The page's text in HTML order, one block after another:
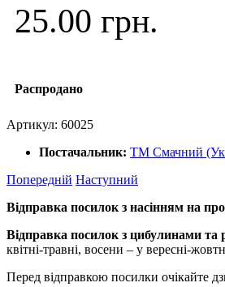
25.00 грн.
Распродано
Артикул: 60025
Постачальник: ТМ Смачний
Попередній Наступний
Відправка посилок з насінням на
Відправка посилок з цибулинами та
квітні-травні, восени – у вересні-
Перед відправкою посилки очікайте